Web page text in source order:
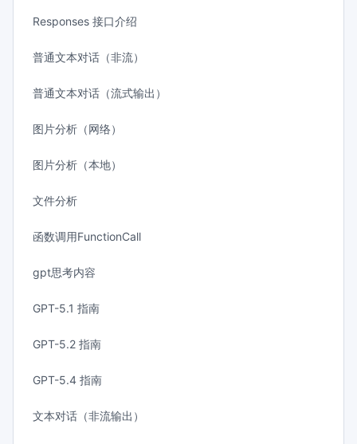
Responses 接口介绍
普通文本对话（非流）
普通文本对话（流式输出）
图片分析（网络）
图片分析（本地）
文件分析
函数调用FunctionCall
gpt思考内容
GPT-5.1 指南
GPT-5.2 指南
GPT-5.4 指南
文本对话（非流输出）